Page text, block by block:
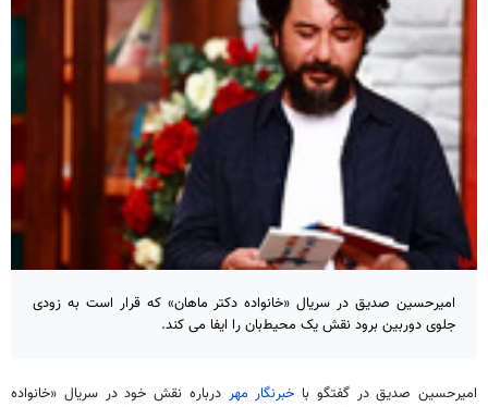
امیرحسین صدیق در سریال «خانواده دکتر ماهان» که قرار است به زودی
جلوی دوربین برود نقش یک محیط‌بان را ایفا می کند.
امیرحسین صدیق در گفتگو با خبرنگار مهر درباره نقش خود در سریال «خانواده